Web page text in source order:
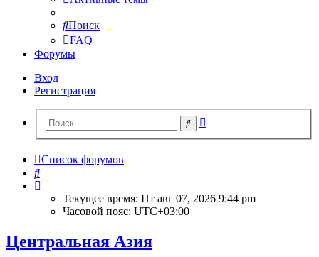
Поиск
FAQ
Форумы
Вход
Регистрация
Поиск
Список форумов
Поиск
Текущее время: Пт авг 07, 2026 9:44 pm
Часовой пояс: UTC+03:00
Центральная Азия